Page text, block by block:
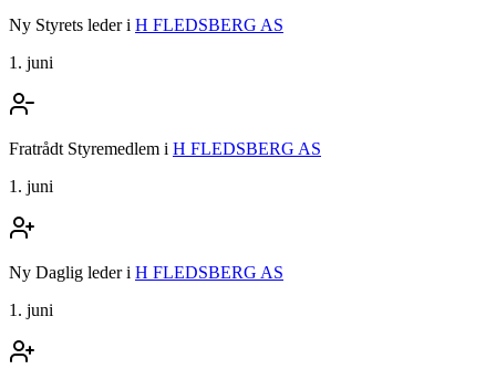
Ny Styrets lederi H FLEDSBERG AS
1. juni
Fratrådt Styremedlem i H FLEDSBERG AS
1. juni
Ny Daglig lederi H FLEDSBERG AS
1. juni